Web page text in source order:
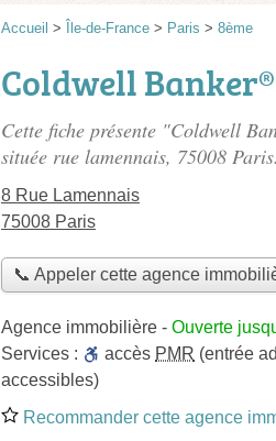
Accueil > Île-de-France > Paris > 8ème
Coldwell
Cette fiche présente "Coldwell
située rue lamennais, 75008 Paris.
8 Rue Lamennais
75008 Paris
📞 Appeler cette agence
Agence immobilière - Ouverte
Services :
accès PMR (entrée
accessibles)
Recommander cette agence